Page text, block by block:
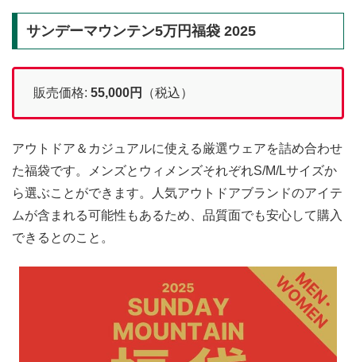
サンデーマウンテン5万円福袋 2025
販売価格: 55,000円 （税込）
アウトドア＆カジュアルに使える厳選ウェアを詰め合わせ
た福袋です。メンズとウィメンズそれぞれS/M/Lサイズか
ら選ぶことができます。人気アウトドアブランドのアイテ
ムが含まれる可能性もあるため、品質面でも安心して購入
できるとのこと。